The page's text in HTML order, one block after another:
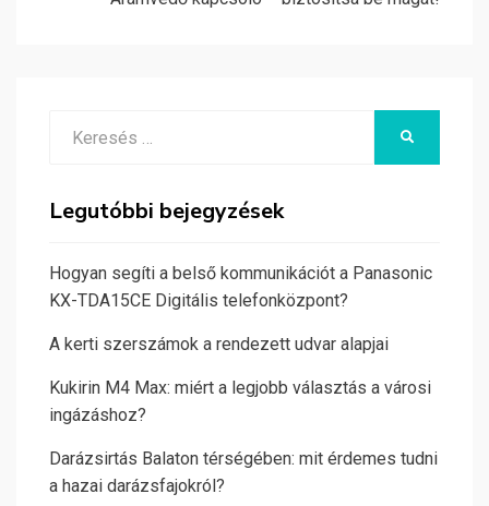
Legutóbbi bejegyzések
Hogyan segíti a belső kommunikációt a Panasonic
KX-TDA15CE Digitális telefonközpont?
A kerti szerszámok a rendezett udvar alapjai
Kukirin M4 Max: miért a legjobb választás a városi
ingázáshoz?
Darázsirtás Balaton térségében: mit érdemes tudni
a hazai darázsfajokról?